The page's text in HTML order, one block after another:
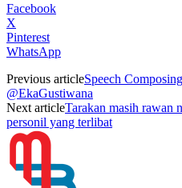
Facebook
X
Pinterest
WhatsApp
Previous articleSpeech
@EkaGustiwana
Next articleTarakan masih rawan
personil yang terlibat